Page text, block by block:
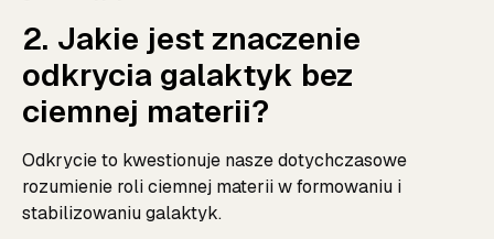
2. Jakie jest znaczenie
odkrycia galaktyk bez
ciemnej materii?
Odkrycie to kwestionuje nasze dotychczasowe
rozumienie roli ciemnej materii w formowaniu i
stabilizowaniu galaktyk.